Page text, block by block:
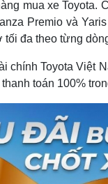
Hậu
Văn hóa
Sân
Văn học
Âm
Di sản
mua xe Toyota.
Premio và
đa theo từng
chính Toyota Việt
toán 100%